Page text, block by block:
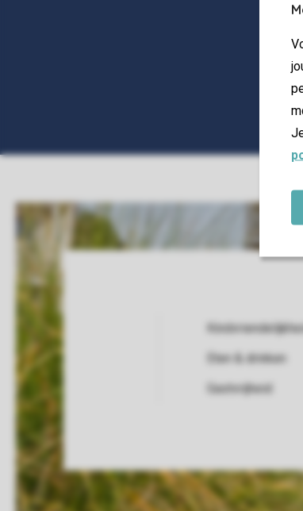
Service Rating from our guests
Eten & drinken
Gastvrijheid